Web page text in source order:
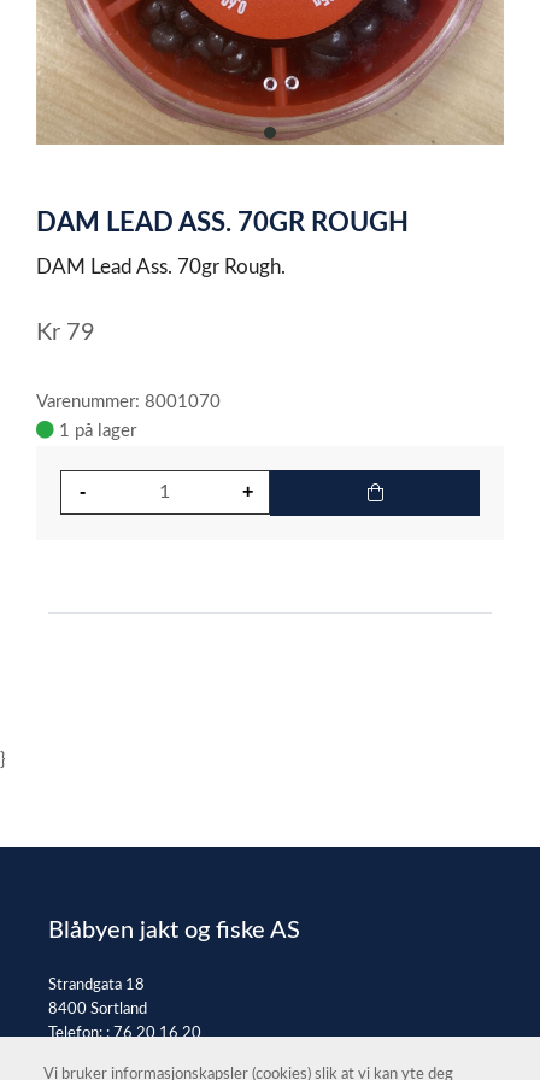
item
of
DAM LEAD ASS. 70GR ROUGH
DAM Lead Ass. 70gr Rough.
Kr 79
Varenummer: 8001070
1 på lager
}
Blåbyen jakt og fiske AS
Strandgata 18
8400 Sortland
Telefon: :76 20 16 20
Vi bruker informasjonskapsler (cookies) slik at vi kan yte deg